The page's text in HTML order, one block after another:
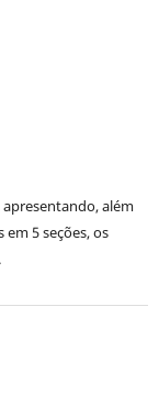
além
5 seções, os